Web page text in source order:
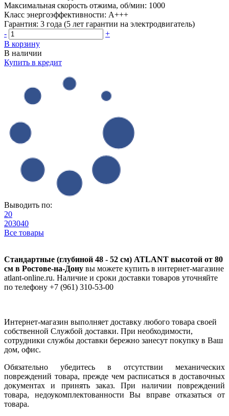
Максимальная скорость отжима, об/мин: 1000
Класс энергоэффективности: A+++
Гарантия: 3 года (5 лет гарантии на электродвигатель)
-
+
В корзину
В наличии
Купить в кредит
Выводить по:
20
203040
Все товары
Стандартные (глубиной 48 - 52 см) ATLANT высотой от 80
см в Ростове-на-Дону вы можете купить в интернет-магазине
atlant-online.ru. Наличие и сроки доставки товаров уточняйте
по телефону +7 (961) 310-53-00
Интернет-магазин выполняет доставку любого товара своей
собственной Службой доставки. При необходимости,
сотрудники службы доставки бережно занесут покупку в Ваш
дом, офис.
Обязательно убедитесь в отсутствии механических
повреждений товара, прежде чем расписаться в доставочных
документах и принять заказ. При наличии повреждений
товара, недоукомплектованности Вы вправе отказаться от
товара.